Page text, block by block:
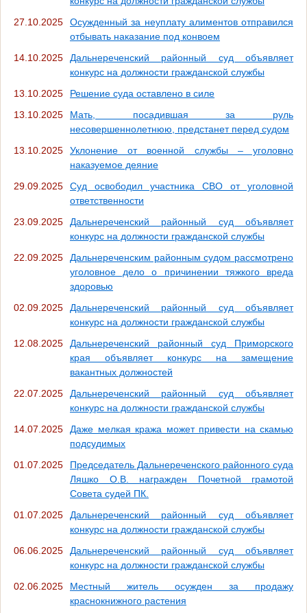
27.10.2025
Осужденный за неуплату алиментов отправился
отбывать наказание под конвоем
14.10.2025
Дальнереченский районный суд объявляет
конкурс на должности гражданской службы
13.10.2025
Решение суда оставлено в силе
13.10.2025
Мать, посадившая за руль
несовершеннолетнюю, предстанет перед судом
13.10.2025
Уклонение от военной службы – уголовно
наказуемое деяние
29.09.2025
Суд освободил участника СВО от уголовной
ответственности
23.09.2025
Дальнереченский районный суд объявляет
конкурс на должности гражданской службы
22.09.2025
Дальнереченским районным судом рассмотрено
уголовное дело о причинении тяжкого вреда
здоровью
02.09.2025
Дальнереченский районный суд объявляет
конкурс на должности гражданской службы
12.08.2025
Дальнереченский районный суд Приморского
края объявляет конкурс на замещение
вакантных должностей
22.07.2025
Дальнереченский районный суд объявляет
конкурс на должности гражданской службы
14.07.2025
Даже мелкая кража может привести на скамью
подсудимых
01.07.2025
Председатель Дальнереченского районного суда
Ляшко О.В. награжден Почетной грамотой
Совета судей ПК.
01.07.2025
Дальнереченский районный суд объявляет
конкурс на должности гражданской службы
06.06.2025
Дальнереченский районный суд объявляет
конкурс на должности гражданской службы
02.06.2025
Местный житель осужден за продажу
краснокнижного растения